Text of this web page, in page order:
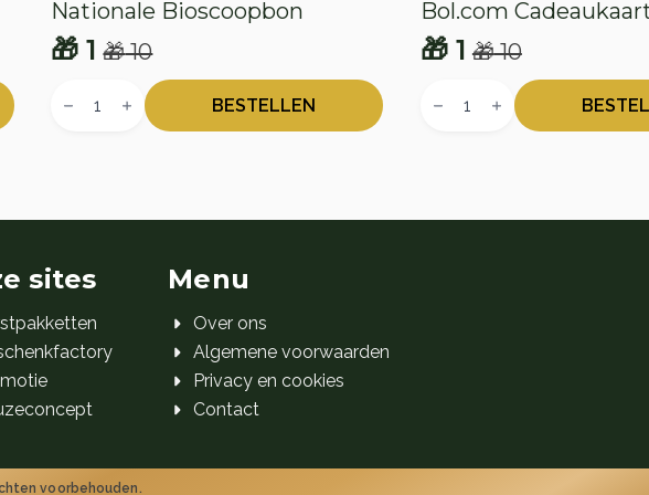
Nationale Bioscoopbon
🎁10
Oorspronkelijke
prijs
🎁 1
Huidige
prijs
Bioscoopbon
BESTELLEN
Bol.com
🎁10
Oorspronkelijke
prijs
🎁1
Huidige
prijs
Cadeaukaart
sites Menu
Over ons
Algemene voorwaarden
Privacy en cookies
Contact
voorbehouden.